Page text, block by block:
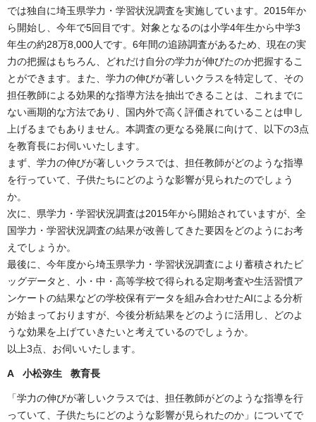
では独自に埼玉県学力・学習状況調査を実施しています。2015年か
ら開始し、今年で5回目です。対象となるのは小学4年生から中学3
年生の約28万8,000人です。6年間の追跡調査があるため、現在の実
力の把握はもちろん、どれだけ自分の学力が伸びたのか把握するこ
とができます。また、学力の伸びが著しいクラスを特定して、その
担任教師による効果的な指導方法を抽出できることは、これまでに
ない画期的な方法であり、国内外で高く評価されていることは申し
上げるまでもありません。本調査の更なる発展に向けて、以下の3点
を教育長にお伺いいたします。
まず、学力の伸びが著しいクラスでは、担任教師がどのような指導
を行っていて、子供たちにどのような影響が見られたのでしょう
か。
次に、県学力・学習状況調査は2015年から開始されていますが、全
国学力・学習状況調査の結果が改善してきた要因をどのようにお考
えでしょうか。
最後に、今年度から埼玉県学力・学習状況調査により蓄積されたビ
ッグデータと、小・中・高等学校で得られる定期考査や生活習慣ア
ンケートの結果などの学校保有データを組み合わせたAIによる分析
が始まっておりますが、今後分析結果をどのように活用し、どのよ
うな効果を上げていきたいと考えているのでしょうか。
以上3点、お伺いいたします。
A 小松弥生 教育長
「学力の伸びが著しいクラスでは、担任教師がどのような指導を行
っていて、子供たちにどのような影響が見られたのか」についてで